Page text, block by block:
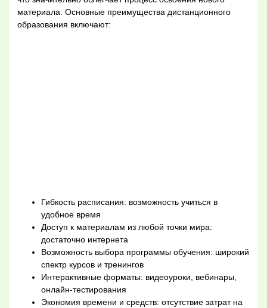
материала. Основные преимущества дистанционного
образования включают:
Гибкость расписания: возможность учиться в
удобное время
Доступ к материалам из любой точки мира:
достаточно интернета
Возможность выбора программы обучения: широкий
спектр курсов и тренингов
Интерактивные форматы: видеоуроки, вебинары,
онлайн-тестирования
Экономия времени и средств: отсутствие затрат на